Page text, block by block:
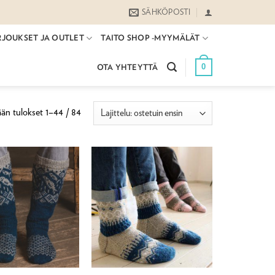
SÄHKÖPOSTI
JA OUTLET TAITO SHOP -MYYMÄLÄT
OTA YHTEYTTÄ 0
tulokset 1–44 / 84Suosituimmat
ensin